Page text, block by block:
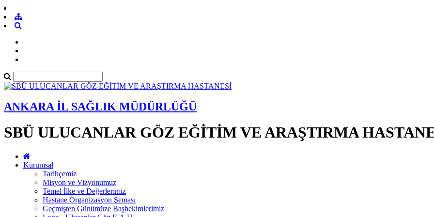
ANKARA İL SAĞLIK MÜDÜRLÜĞÜ
SBÜ ULUCANLAR GÖZ EĞİTİM VE ARAŞTIRMA
Kurumsal
Tarihçemiz
Misyon ve Vizyonumuz
Temel İlke ve Değerlerimiz
Hastane Organizasyon Şeması
Geçmişten Günümüze Başhekimlerimiz